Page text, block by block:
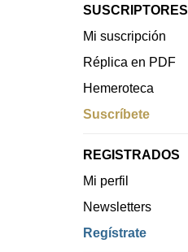
SUSCRIPTORES
Mi suscripción
Réplica en PDF
Hemeroteca
Suscríbete
REGISTRADOS
Mi perfil
Newsletters
Regístrate